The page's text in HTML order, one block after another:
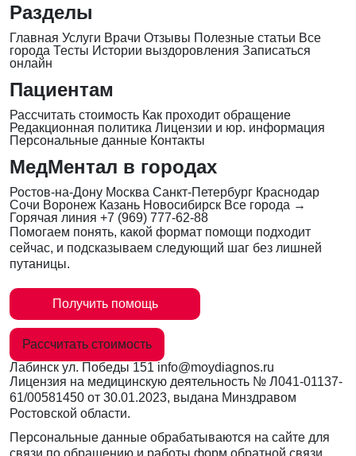
Разделы
Главная Услуги Врачи Отзывы Полезные статьи Все
города Тесты Истории выздоровления Записаться
онлайн
Пациентам
Рассчитать стоимость Как проходит обращение
Редакционная политика Лицензии и юр. информация
Персональные данные Контакты
МедМентал в городах
Ростов-на-Дону Москва Санкт-Петербург Краснодар
Сочи Воронеж Казань Новосибирск Все города →
Горячая линия +7 (969) 777-62-88
Помогаем понять, какой формат помощи подходит
сейчас, и подсказываем следующий шаг без лишней
путаницы.
Получить помощь
Рассчитать стоимость
Лабинск ул. Победы 151 info@moydiagnos.ru
Лицензия на медицинскую деятельность № Л041-01137-
61/00581450 от 30.01.2023, выдана Минздравом
Ростовской области.
Персональные данные обрабатываются на сайте для
связи по обращению и работы форм обратной связи.